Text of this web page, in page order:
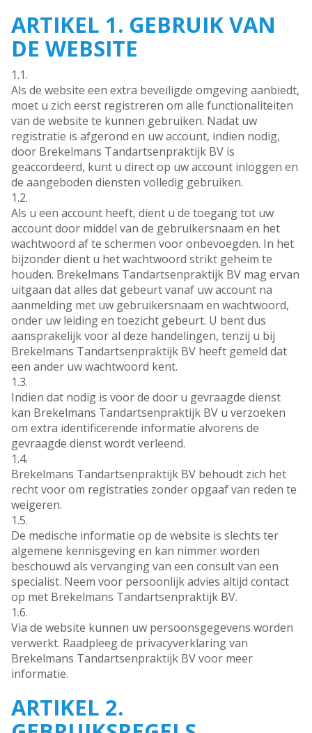
ARTIKEL 1. GEBRUIK VAN
DE WEBSITE
1.1.
Als de website een extra beveiligde omgeving aanbiedt,
moet u zich eerst registreren om alle functionaliteiten
van de website te kunnen gebruiken. Nadat uw
registratie is afgerond en uw account, indien nodig,
door Brekelmans Tandartsenpraktijk BV is
geaccordeerd, kunt u direct op uw account inloggen en
de aangeboden diensten volledig gebruiken.
1.2.
Als u een account heeft, dient u de toegang tot uw
account door middel van de gebruikersnaam en het
wachtwoord af te schermen voor onbevoegden. In het
bijzonder dient u het wachtwoord strikt geheim te
houden. Brekelmans Tandartsenpraktijk BV mag ervan
uitgaan dat alles dat gebeurt vanaf uw account na
aanmelding met uw gebruikersnaam en wachtwoord,
onder uw leiding en toezicht gebeurt. U bent dus
aansprakelijk voor al deze handelingen, tenzij u bij
Brekelmans Tandartsenpraktijk BV heeft gemeld dat
een ander uw wachtwoord kent.
1.3.
Indien dat nodig is voor de door u gevraagde dienst
kan Brekelmans Tandartsenpraktijk BV u verzoeken
om extra identificerende informatie alvorens de
gevraagde dienst wordt verleend.
1.4.
Brekelmans Tandartsenpraktijk BV behoudt zich het
recht voor om registraties zonder opgaaf van reden te
weigeren.
1.5.
De medische informatie op de website is slechts ter
algemene kennisgeving en kan nimmer worden
beschouwd als vervanging van een consult van een
specialist. Neem voor persoonlijk advies altijd contact
op met Brekelmans Tandartsenpraktijk BV.
1.6.
Via de website kunnen uw persoonsgegevens worden
verwerkt. Raadpleeg de privacyverklaring van
Brekelmans Tandartsenpraktijk BV voor meer
informatie.
ARTIKEL 2.